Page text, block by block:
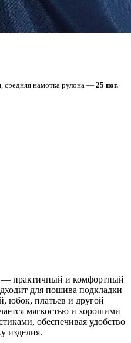
средняя намотка рулона — 25 пог.
— практичный и комфортный
для пошива подкладки
юбок, платьев и другой
мягкостью и хорошими
обеспечивая удобство
изделия.